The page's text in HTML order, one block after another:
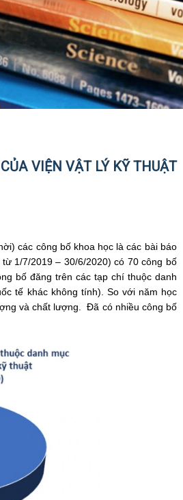
VIỆN VẬT LÝ KỸ THUẬT
các công bố khoa học là các bài báo
1/7/2019 – 30/6/2020) có 70 công bố
bố đăng trên các tạp chí thuộc danh
tế khác không tính). So với năm học
và chất lượng. Đã có nhiều công bố